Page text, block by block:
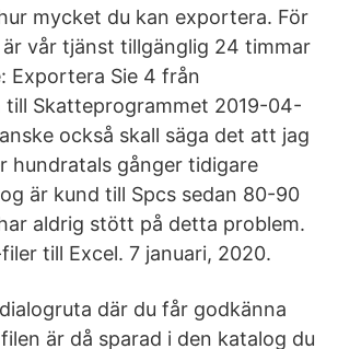
mycket du kan exportera. För
vår tjänst tillgänglig 24 timmar
Exportera Sie 4 från
till Skatteprogrammet ‎2019-04-
också skall säga det att jag
hundratals gånger tidigare
är kund till Spcs sedan 80-90
aldrig stött på detta problem.
till Excel. 7 januari, 2020.
där du får godkänna
är då sparad i den katalog du